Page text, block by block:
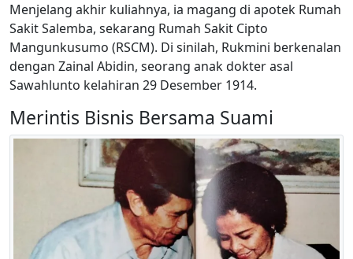
Menjelang akhir kuliahnya, ia magang di apotek Rumah
Sakit Salemba, sekarang Rumah Sakit Cipto
Mangunkusumo (RSCM). Di sinilah, Rukmini berkenalan
dengan Zainal Abidin, seorang anak dokter asal
Sawahlunto kelahiran 29 Desember 1914.
Merintis Bisnis Bersama Suami